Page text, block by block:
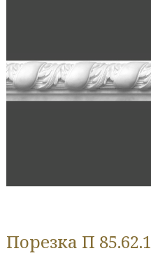
Порезка П 85.62.1